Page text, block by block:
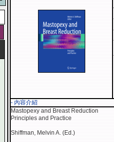
- 內容介紹
Mastopexy and Breast Reduction
Principles and Practice
Shiffman, Melvin A. (Ed.)